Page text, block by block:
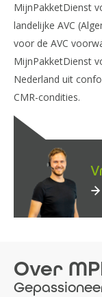
MijnPakketDienst
landelijke AVC
voor de AVC
MijnPakketDienst
Nederland uit
CMR-condities.
Over